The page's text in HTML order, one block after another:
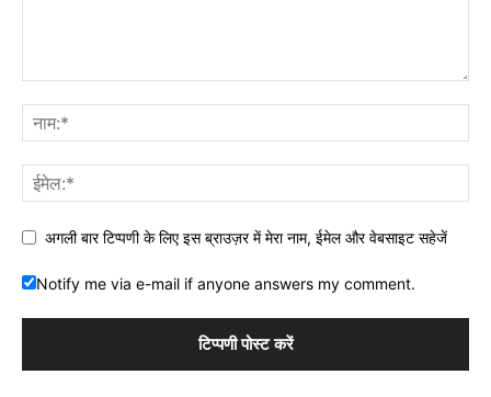
अगली बार टिप्पणी के लिए इस ब्राउज़र में मेरा नाम, ईमेल और वेबसाइट सहेजें
Notify me via e-mail if anyone answers my comment.